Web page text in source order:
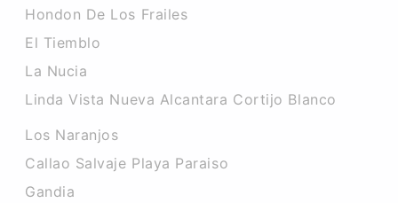
Hondon De Los Frailes
El Tiemblo
La Nucia
Linda Vista Nueva Alcantara Cortijo Blanco
Los Naranjos
Callao Salvaje Playa Paraiso
Gandia